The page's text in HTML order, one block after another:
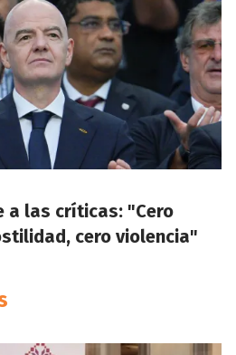
a las críticas: "Cero
cero violencia"